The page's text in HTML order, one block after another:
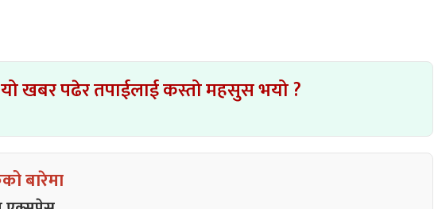
यो खबर पढेर तपाईलाई कस्तो महसुस भयो ?
बारेमा